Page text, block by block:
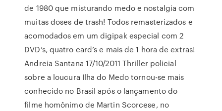
de 1980 que misturando medo e nostalgia com
muitas doses de trash! Todos remasterizados e
acomodados em um digipak especial com 2
DVD’s, quatro card’s e mais de 1 hora de extras!
Andreia Santana 17/10/2011 Thriller policial
sobre a loucura Ilha do Medo tornou-se mais
conhecido no Brasil após o lançamento do
filme homônimo de Martin Scorcese, no